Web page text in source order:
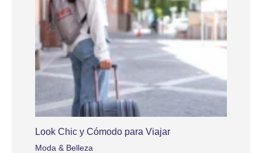
Look Chic y Cómodo para Viajar
Moda & Belleza